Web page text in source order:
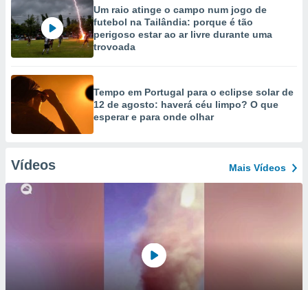
Um raio atinge o campo num jogo de
futebol na Tailândia: porque é tão
perigoso estar ao ar livre durante uma
trovoada
Tempo em Portugal para o eclipse solar de
12 de agosto: haverá céu limpo? O que
esperar e para onde olhar
Vídeos Mais Vídeos